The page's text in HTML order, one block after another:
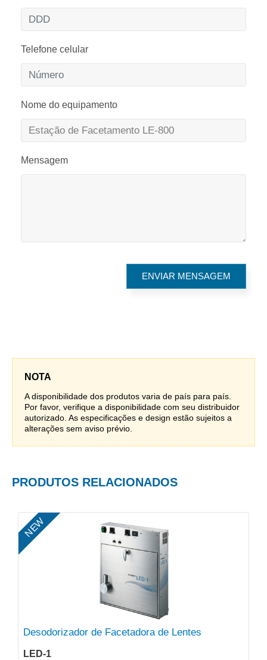
Telefone celular
Nome do equipamento
Mensagem
NOTA
A disponibilidade dos produtos varia de país para país.
Por favor, verifique a disponibilidade com seu distribuidor
autorizado. As especificações e design estão sujeitos a
alterações sem aviso prévio.
PRODUTOS RELACIONADOS
NEW
Desodorizador de Facetadora de Lentes
LED-1